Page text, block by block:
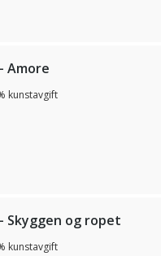
Amore
kunstavgift
Skyggen og ropet
kunstavgift